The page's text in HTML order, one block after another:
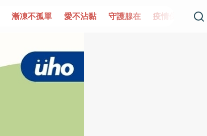
漸凍不孤單 愛不沾黏 守護腺在 疫情保衛戰